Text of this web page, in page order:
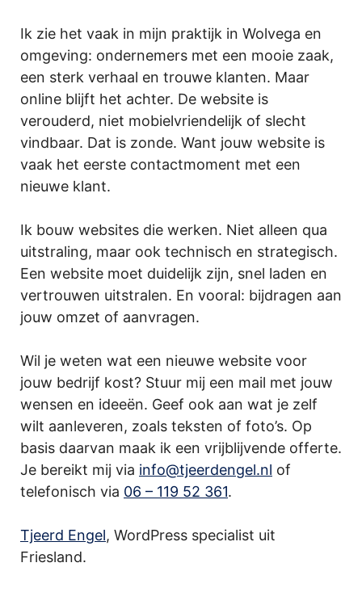
Ik zie het vaak in mijn praktijk in Wolvega en
omgeving: ondernemers met een mooie zaak,
een sterk verhaal en trouwe klanten. Maar
online blijft het achter. De website is
verouderd, niet mobielvriendelijk of slecht
vindbaar. Dat is zonde. Want jouw website is
vaak het eerste contactmoment met een
nieuwe klant.
Ik bouw websites die werken. Niet alleen qua
uitstraling, maar ook technisch en strategisch.
Een website moet duidelijk zijn, snel laden en
vertrouwen uitstralen. En vooral: bijdragen aan
jouw omzet of aanvragen.
Wil je weten wat een nieuwe website voor
jouw bedrijf kost? Stuur mij een mail met jouw
wensen en ideeën. Geef ook aan wat je zelf
wilt aanleveren, zoals teksten of foto’s. Op
basis daarvan maak ik een vrijblijvende offerte.
Je bereikt mij via info@tjeerdengel.nl of
telefonisch via 06 – 119 52 361.
Tjeerd Engel, WordPress specialist uit
Friesland.